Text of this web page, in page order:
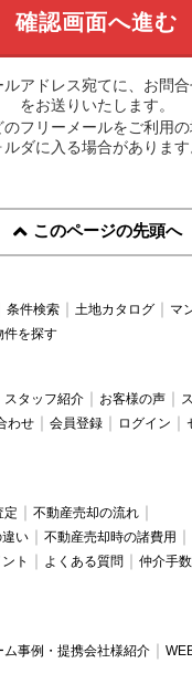
アドレス宛てに、お問
をお送りいたします。
フリーメールをご利用
ルダに入る場合があります
このページの先頭へ
条件検索 土地カタログ
マ
件を探す
スタッフ紹介 お客様の声
わせ 会員登録 ログイン
定
不動産売却の流れ
違い
不動産売却時の諸費用
ト
よくある質問
仲介手
ム事例・提携会社様紹介